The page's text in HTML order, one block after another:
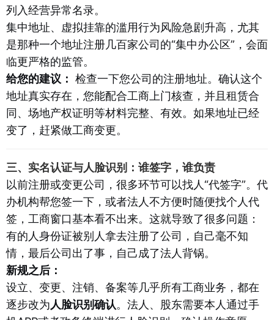
列入经营异常名录。
集中地址、虚拟挂靠的滥用行为风险急剧升高，尤其
是那种一个地址注册几百家公司的“集中办公区”，会面
临更严格的监管。
给您的建议： 检查一下您公司的注册地址。确认这个
地址真实存在，您能配合工商上门核查，并且租赁合
同、场地产权证明等材料完整、有效。如果地址已经
变了，赶紧做工商变更。
三、实名认证与人脸识别：谁签字，谁负责
以前注册或变更公司，很多环节可以找人“代签字”。代
办机构帮您签一下，或者法人不方便时随便找个人代
签，工商窗口基本看不出来。这就导致了很多问题：
有的人身份证被别人拿去注册了公司，自己毫不知
情，最后公司出了事，自己成了法人背锅。
新规之后：
设立、变更、注销、备案等几乎所有工商业务，都在
逐步改为人脸识别确认。法人、股东需要本人通过手